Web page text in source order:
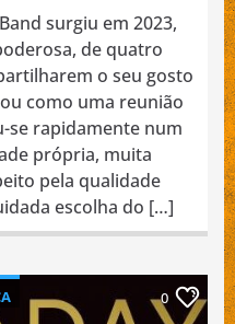
surgiu em 2023,
de quatro
o seu gosto
como uma reunião
rapidamente num
própria, muita
pela qualidade
escolha do […]
0